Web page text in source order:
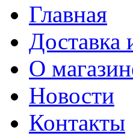
Главная
Доставка
О
Новости
Контакты